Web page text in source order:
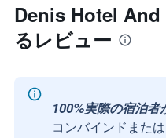
Denis Hotel
るレビュー
100%実際の宿泊者
コンバインドまた